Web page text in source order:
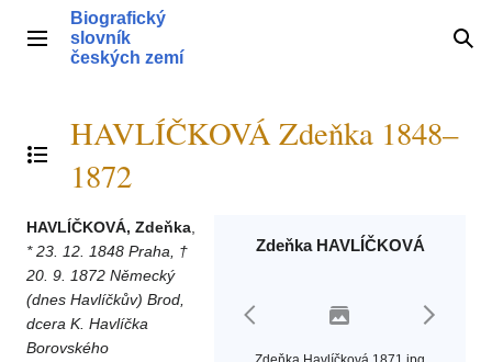
obsahHlavní menu
Biografický
slovník
českých zemí
Přepnout obsah
HAVLÍČKOVÁ Zdeňka 1848–
1872
Zdeňka HAVLÍČKOVÁ
HAVLÍČKOVÁ, Zdeňka
* 23. 12. 1848 Praha, †
20. 9. 1872 Německý
(dnes Havlíčkův) Brod,
dcera K. Havlíčka
Borovského